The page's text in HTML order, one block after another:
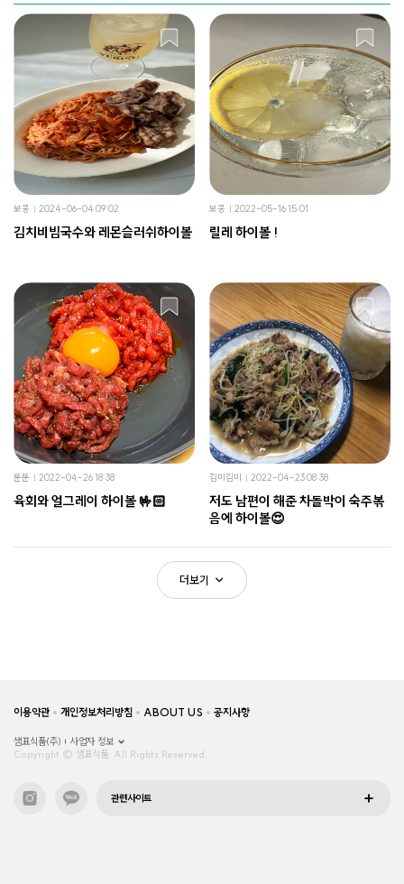
보콩 2024-06-04 09:02
김치비빔국수와 레몬슬러쉬하이볼
보콩 2022-05-16 15:01
릴레 하이볼 !
뚠뚠 2022-04-26 18:38
육회와 얼그레이 하이볼 🤟🏻
김미김미 2022-04-23 08:38
저도 남편이 해준 차돌박이 숙주볶
음에 하이볼😍
더보기
이용약관 개인정보처리방침 ABOUT US 공지사항
샘표식품(주)
사업자 정보
Copyright © 샘표식품, All Rights Reserved.
관련사이트